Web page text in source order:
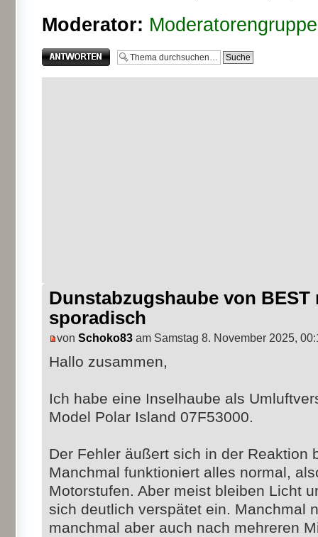
Moderator: Moderatorengruppe
Antwort erstellen
Dunstabzugshaube von BEST
sporadisch
von Schoko83 am Samstag 8. November 2025,
Hallo zusammen,
Ich habe eine Inselhaube als
Model Polar Island 07F53000.
Der Fehler äußert sich in der Reaktion
Manchmal funktioniert alles normal,
Motorstufen. Aber meist bleiben Licht
sich deutlich verspätet ein. Manchmal
manchmal aber auch nach mehreren